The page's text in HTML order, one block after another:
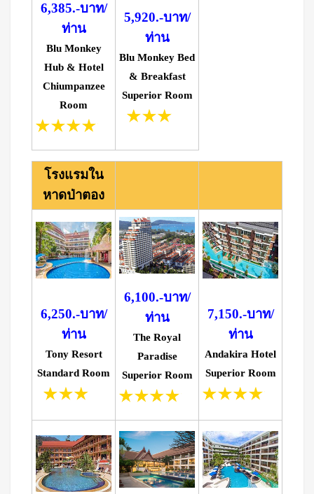
6,385.-บาท/
ท่าน
Blu Monkey
Hub & Hotel
Chiumpanzee
Room
5,920.-บาท/
ท่าน
Blu Monkey Bed
& Breakfast
Superior Room
โรงแรมใน
หาดป่าตอง
6,250.-บาท/
ท่าน
Tony Resort
Standard Room
6,100.-บาท/
ท่าน
The Royal
Paradise
Superior Room
7,150.-บาท/
ท่าน
Andakira Hotel
Superior Room